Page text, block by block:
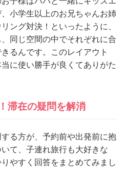
小学生以上のお兄ちゃんお姉
ング対決！といったように、
同じ空間の中でそれぞれに合
るんです。このレイアウト
に使い勝手が良くてありがた
滞在の疑問を解消
る方が、予約前や出発前に抱
て、子連れ旅行も大好きな
やすく回答をまとめてみまし